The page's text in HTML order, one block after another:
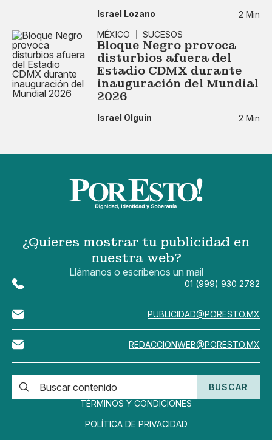
Israel Lozano
2 Min
MÉXICO
SUCESOS
Bloque Negro provoca
disturbios afuera del
Estadio CDMX durante
inauguración del Mundial
2026
Israel Olguín 2 Min
¿Quieres mostrar tu publicidad en
nuestra web?
Llámanos o escríbenos un mail
01 (999) 930 2782
PUBLICIDAD@PORESTO.MX
REDACCIONWEB@PORESTO.MX
BUSCAR
TÉRMINOS Y CONDICIONES
POLÍTICA DE PRIVACIDAD